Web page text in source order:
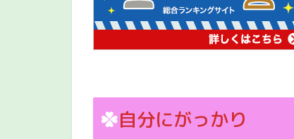
自分にがっかり